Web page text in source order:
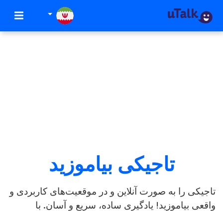
تاجیکی بیاموزید
تاجیکی را به صورت آنلاین و در موقعیت‌های کاربردی و
واقعی بیاموزید! یادگیری ساده، سریع و آسان. با